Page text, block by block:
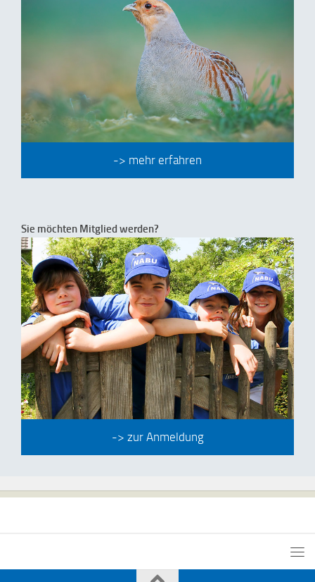
-> mehr erfahren
Sie möchten Mitglied werden?
-> zur Anmeldung